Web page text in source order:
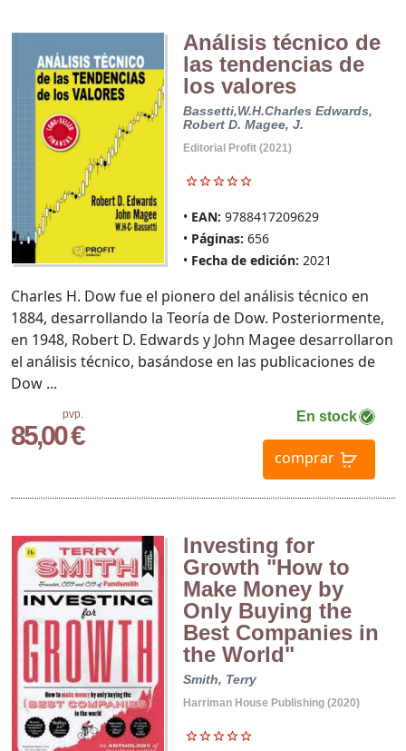
Análisis técnico de
las tendencias de
los valores
Bassetti,W.H.Charles Edwards,
Robert D. Magee, J.
Editorial Profit (2021)
EAN: 9788417209629
Páginas: 656
Fecha de edición: 2021
pvp.
85,00 €
En stock
comprar
Charles H. Dow fue el pionero del análisis técnico en
1884, desarrollando la Teoría de Dow. Posteriormente,
en 1948, Robert D. Edwards y John Magee desarrollaron
el análisis técnico, basándose en las publicaciones de
Dow ...
Investing for
Growth "How to
Make Money by
Only Buying the
Best Companies in
the World"
Smith, Terry
Harriman House Publishing (2020)